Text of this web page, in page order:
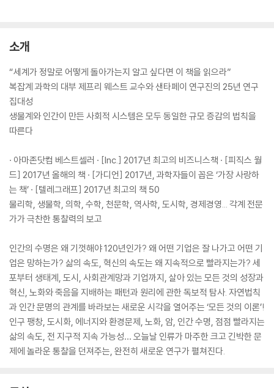
소개
“세계가 정말로 어떻게 돌아가는지 알고 싶다면 이 책을 읽으라”
복잡계 과학의 대부 제프리 웨스트 교수와 샌타페이 연구진의 25년 연구
집대성
생물계와 인간이 만든 사회적 시스템은 모두 동일한 규모 증감의 법칙을
따른다
· 아마존닷컴 베스트셀러 · [Inc.] 2017년 최고의 비즈니스책 · [피직스 월
드] 2017년 올해의 책 · [가디언] 2017년, 과학자들이 꼽은 ‘가장 사랑하
는 책’ · [텔레그래프] 2017년 최고의 책 50
물리학, 생물학, 의학, 수학, 천문학, 역사학, 도시학, 경제경영... 각계 전문
가가 극찬한 통찰력의 보고
인간의 수명은 왜 기껏해야 120년인가? 왜 어떤 기업은 잘 나가고 어떤 기
업은 망하는가? 삶의 속도, 혁신의 속도는 왜 지속적으로 빨라지는가? 세
포부터 생태계, 도시, 사회관계망과 기업까지, 살아 있는 모든 것의 성장과
혁신, 노화와 죽음을 지배하는 패턴과 원리에 관한 독보적 탐사. 자연법칙
과 인간 문명의 관계를 바라보는 새로운 시각을 열어주는 ‘모든 것의 이론’!
인구 팽창, 도시화, 에너지와 환경문제, 노화, 암, 인간 수명, 점점 빨라지는
삶의 속도, 전 지구적 지속 가능성… 오늘날 인류가 마주한 크고 긴박한 문
제에 놀라운 통찰을 던져주는, 완전히 새로운 연구가 펼쳐진다.